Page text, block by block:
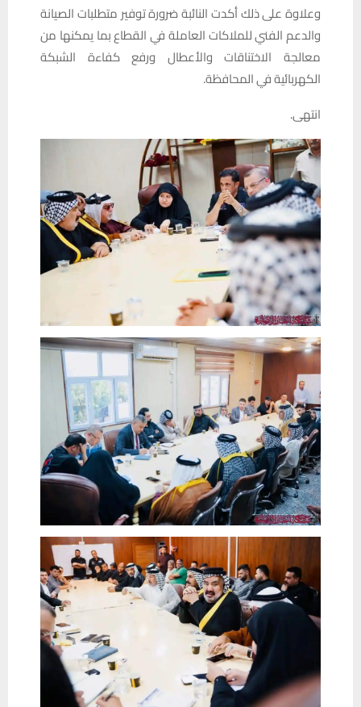
وعلاوة على ذلك أكدت النائبة ضرورة توفير متطلبات الصيانة
والدعم الفني للملاكات العاملة في القطاع بما يمكنها من
معالجة الاختناقات والأعطال ورفع كفاءة الشبكة
الكهربائية في المحافظة.
انتهى.